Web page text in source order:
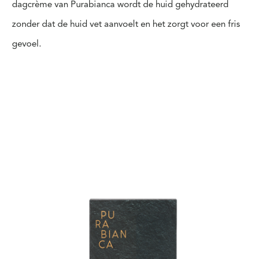
dagcrème van Purabianca wordt de huid gehydrateerd
zonder dat de huid vet aanvoelt en het zorgt voor een fris
gevoel.